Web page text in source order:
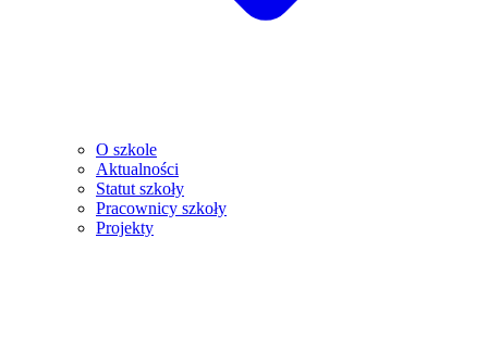
O szkole
Aktualności
Statut szkoły
Pracownicy szkoły
Projekty